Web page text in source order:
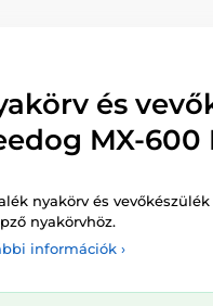
és
MX-
nyakörv és
nyakörvhöz.
információk ›